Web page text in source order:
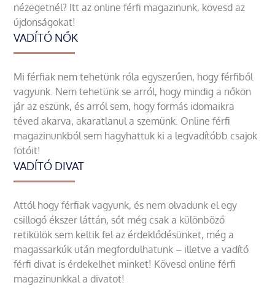
nézegetnél? Itt az online férfi magazinunk, kövesd az
újdonságokat!
VADÍTÓ NŐK
Mi férfiak nem tehetünk róla egyszerűen, hogy férfiből
vagyunk. Nem tehetünk se arról, hogy mindig a nőkön
jár az eszünk, és arról sem, hogy formás idomaikra
téved akarva, akaratlanul a szemünk. Online férfi
magazinunkból sem hagyhattuk ki a legvadítóbb csajok
fotóit!
VADÍTÓ DIVAT
Attól hogy férfiak vagyunk, és nem olvadunk el egy
csillogó ékszer láttán, sőt még csak a különböző
retikülök sem keltik fel az érdeklődésünket, még a
magassarkúk után megfordulhatunk – illetve a vadító
férfi divat is érdekelhet minket! Kövesd online férfi
magazinunkkal a divatot!